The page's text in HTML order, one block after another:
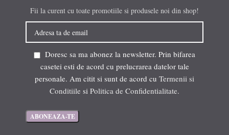
Fii la curent cu toate promotiile si produsele noi din shop!
Doresc sa ma abonez la newsletter. Prin bifarea
casetei esti de acord cu prelucrarea datelor tale
personale. Am citit si sunt de acord cu Termenii si
Conditiile si Politica de Confidentialitate.